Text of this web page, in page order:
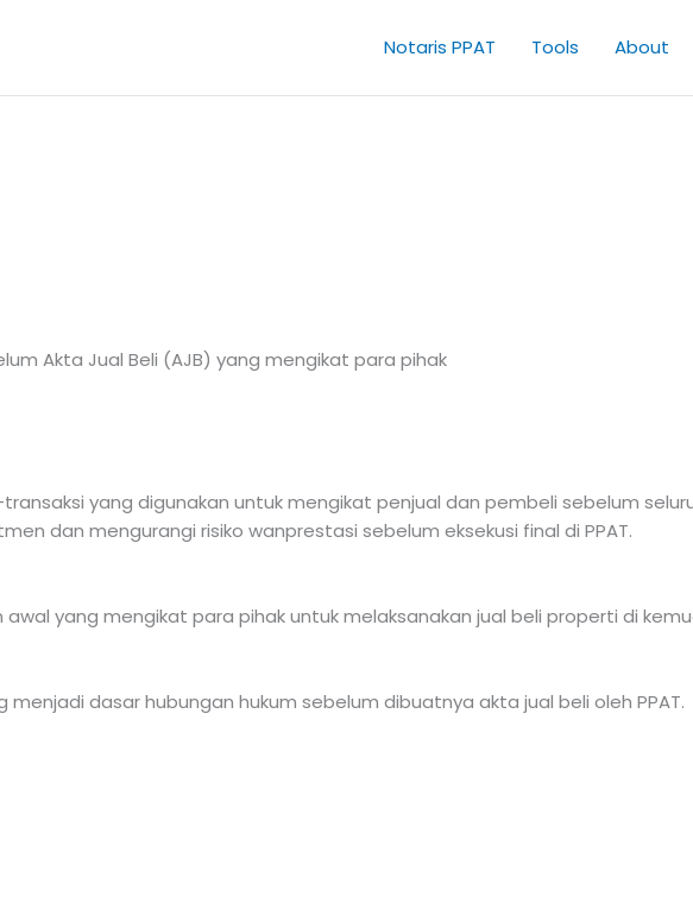
Notaris PPAT Tools About
Akta Jual Beli (AJB) yang mengikat para pihak
yang digunakan untuk mengikat penjual dan pembeli sebelum
dan mengurangi risiko wanprestasi sebelum eksekusi final di PPAT.
awal yang mengikat para pihak untuk melaksanakan jual beli properti di
dasar hubungan hukum sebelum dibuatnya akta jual beli oleh PPAT.